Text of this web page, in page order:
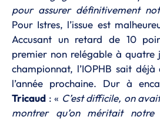
pour assurer définitivement
Pour Istres, l’issue est
Accusant un retard de 10
premier non relégable à quatre
championnat, l’IOPHB sait
l’année prochaine. Dur à
Tricaud : « C’est difficile, on
montrer qu’on méritait